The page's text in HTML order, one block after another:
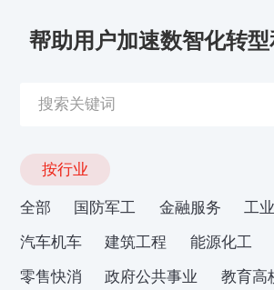
帮助用户加速数智化转
按行业
全部 国防军工 金融服务
工
汽车机车
建筑工程 能源化工
零售快消
政府公共事业
教育高